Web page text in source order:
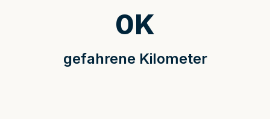
gefahrene Kilometer
0K